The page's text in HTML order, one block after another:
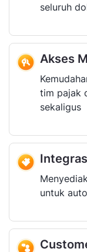
seluruh
Akses
tim pajak
sekaligus
untuk